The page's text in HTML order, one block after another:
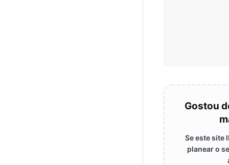
Gostou
Se este site
planear o